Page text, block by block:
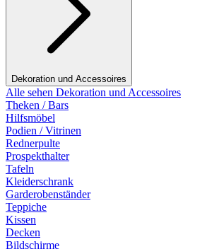
Dekoration und Accessoires
Alle sehen Dekoration und Accessoires
Theken / Bars
Hilfsmöbel
Podien / Vitrinen
Rednerpulte
Prospekthalter
Tafeln
Kleiderschrank
Garderobenständer
Teppiche
Kissen
Decken
Bildschirme